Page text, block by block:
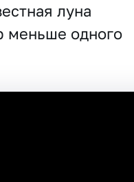
луна
меньше одного